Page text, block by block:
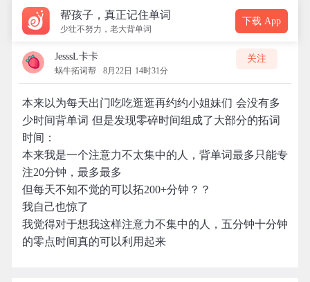
帮孩子，真正记住单词
少壮不努力，老大背单词
下载 App
JesssL卡卡
蜗牛拓词帮 8月22日 14时31分
关注
本来以为每天出门吃吃逛逛再约约小姐妹们 会没有多
少时间背单词 但是发现零碎时间组成了大部分的拓词
时间：
本来我是一个注意力不太集中的人，背单词最多只能专
注20分钟，最多最多
但每天不知不觉的可以拓200+分钟？？
我自己也惊了
我觉得对于想我这样注意力不集中的人，五分钟十分钟
的零点时间真的可以利用起来